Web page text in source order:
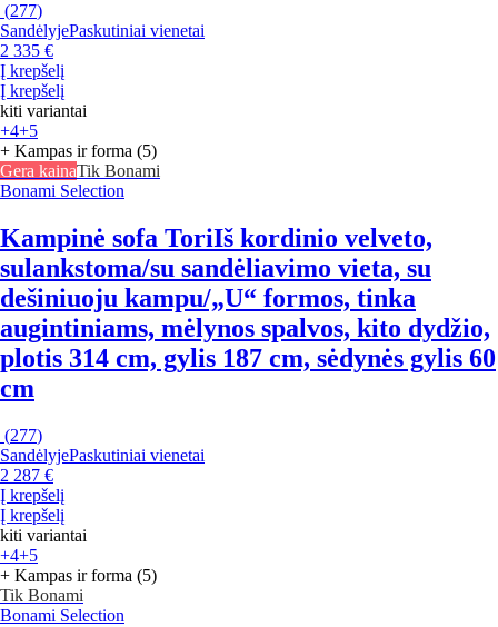
(277)
SandėlyjePaskutiniai vienetai
2 335 €
Į krepšelį
Į krepšelį
kiti variantai
+4+5
+ Kampas ir forma (5)
Gera kainaTik Bonami
Bonami Selection
Kampinė sofa ToriIš kordinio velveto,
sulankstoma/su sandėliavimo vieta, su
dešiniuoju kampu/„U“ formos, tinka
augintiniams, mėlynos spalvos, kito dydžio,
plotis 314 cm, gylis 187 cm, sėdynės gylis 60
cm
(277)
SandėlyjePaskutiniai vienetai
2 287 €
Į krepšelį
Į krepšelį
kiti variantai
+4+5
+ Kampas ir forma (5)
Tik Bonami
Bonami Selection